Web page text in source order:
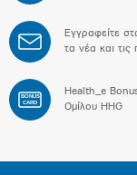
Εγγραφείτε
τα νέα και
BONUS
CARD
Health_e
Ομίλου HHG